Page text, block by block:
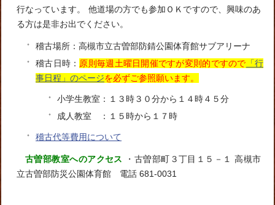
行なっています。 他道場の方でも参加ＯＫですので、興味のあ
る方は是非お出でください。
稽古場所：高槻市立古曽部防錆公園体育館サブアリーナ
稽古日時： 原則毎週土曜日開催ですが変則的ですので 「行
事日程」のページを必ずご参照願います。
小学生教室：１３時３０分から１４時４５分
成人教室 ：１５時から１７時
稽古代等費用について
古曽部教室へのアクセス
・古曽部町３丁目１５－１ 高槻市
立古曽部防災公園体育館 電話 681-0031